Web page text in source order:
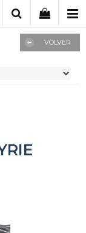
VOLVER